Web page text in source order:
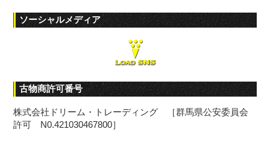
ソーシャルメディア
古物商許可番号
株式会社ドリーム・トレーディング ［群馬県公安委員会
許可 N0.421030467800］